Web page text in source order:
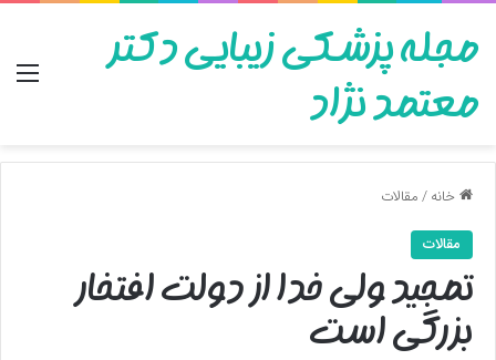
مجله پزشکی زیبایی دکتر
معتمد نژاد
خانه/مقالات
مقالات
تمجید ولی خدا از دولت افتخار
بزرگی است